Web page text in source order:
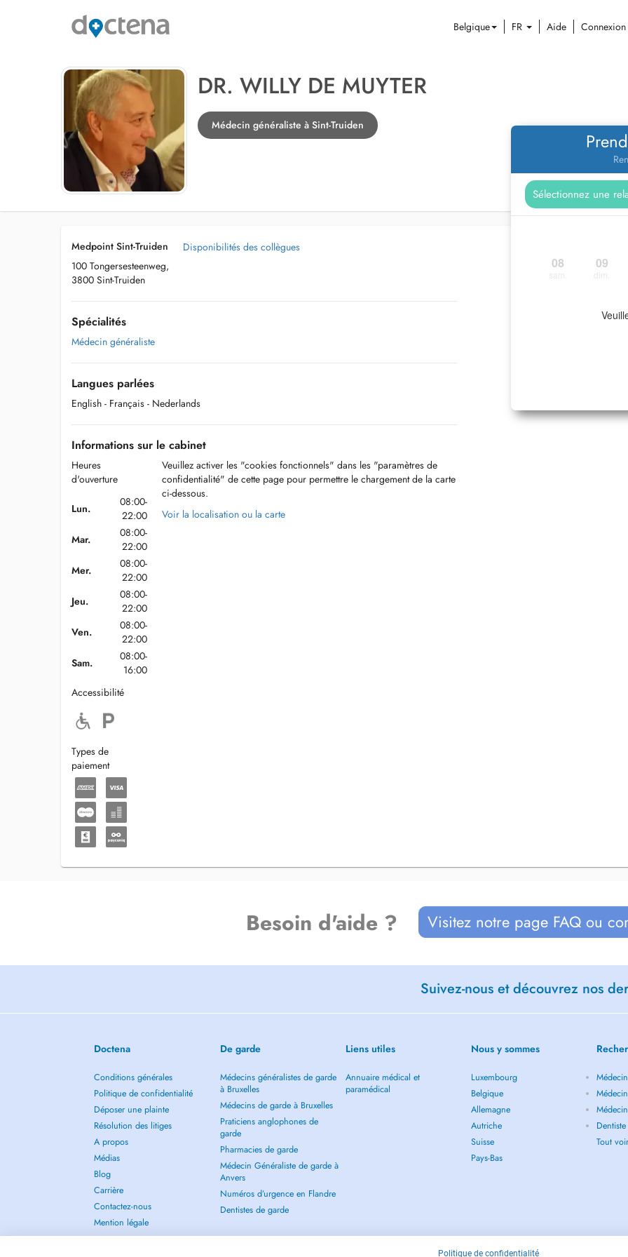
Belgique FR Aide Connexion
DR. WILLY DE MUYTER
Médecin généraliste à Sint-Truiden
08 09
Medpoint Sint-Truiden
100 Tongersesteenweg,
3800 Sint-Truiden
Disponibilités des collègues
Spécialités
Médecin généraliste
Langues parlées
English - Français - Nederlands
Informations sur le cabinet
Heures
d'ouverture
Lun.
08:00-
22:00
Mar.
08:00-
22:00
Mer.
08:00-
22:00
Jeu.
08:00-
22:00
Ven.
08:00-
22:00
Sam.
08:00-
16:00
Accessibilité
Types de
paiement
Veuillez activer les "cookies fonctionnels" dans les "paramètres de
confidentialité" de cette page pour permettre le chargement de la carte
ci-dessous.
Voir la localisation ou la carte
Besoin d'aide ? Visitez notre page FAQ ou
Suivez-nous et découvrez nos
Doctena
Conditions générales
Politique de confidentialité
Déposer une plainte
Résolution des litiges
A propos
Médias
Blog
Carrière
Contactez-nous
Mention légale
De garde
Médecins généralistes de garde
à Bruxelles
Médecins de garde à Bruxelles
Praticiens anglophones de
garde
Pharmacies de garde
Médecin Généraliste de garde à
Anvers
Numéros d’urgence en Flandre
Dentistes de garde
Liens utiles
Annuaire médical et
paramédical
Nous y sommes
Luxembourg
Belgique
Allemagne
Autriche
Suisse
Pays-Bas
Tout
Politique de confidentialité